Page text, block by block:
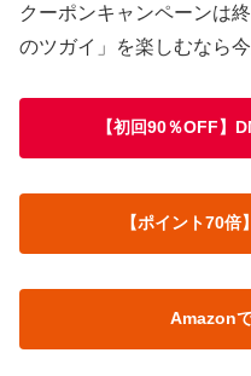
クーポンキャンペーンは
のツガイ」を楽しむなら
【初回90％OFF】
【ポイント70
Amazon